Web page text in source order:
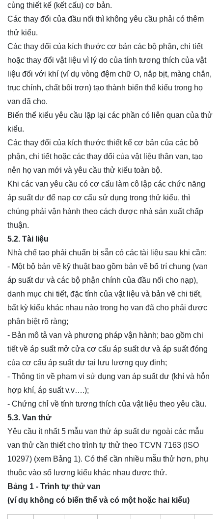
cùng thiết kế (kết cấu) cơ bản.
Các thay đổi của đầu nối thì không yêu cầu phải có thêm
thử kiểu.
Các thay đổi của kích thước cơ bản các bộ phận, chi tiết
hoặc thay đổi vật liệu vì lý do của tính tương thích của vật
liệu đối với khí (ví dụ vòng đệm chữ O, nắp bịt, màng chắn,
trục chính, chất bôi trơn) tạo thành biến thể kiểu trong họ
van đã cho.
Biến thể kiểu yêu cầu lặp lại các phần có liên quan của thử
kiểu.
Các thay đổi của kích thước thiết kế cơ bản của các bộ
phận, chi tiết hoặc các thay đổi của vật liệu thân van, tạo
nên họ van mới và yêu cầu thử kiểu toàn bộ.
Khi các van yêu cầu có cơ cấu làm cô lập các chức năng
áp suất dư để nạp cơ cấu sử dụng trong thử kiểu, thì
chúng phải vận hành theo cách được nhà sản xuất chấp
thuận.
5.2. Tài liệu
Nhà chế tạo phải chuẩn bị sẵn có các tài liệu sau khi cần:
- Một bộ bản vẽ kỹ thuật bao gồm bản vẽ bố trí chung (van
áp suất dư và các bộ phận chính của đầu nối cho nạp),
danh mục chi tiết, đặc tính của vật liệu và bản vẽ chi tiết,
bất kỳ kiểu khác nhau nào trong họ van đã cho phải được
phân biệt rõ ràng;
- Bản mô tả van và phương pháp vận hành; bao gồm chi
tiết về áp suất mở cửa cơ cấu áp suất dư và áp suất đóng
của cơ cấu áp suất dự tại lưu lượng quy định;
- Thông tin về phạm vi sử dụng van áp suất dư (khí và hỗn
hợp khí, áp suất v.v….);
- Chứng chỉ về tính tương thích của vật liệu theo yêu cầu.
5.3. Van thử
Yêu cầu ít nhất 5 mẫu van thử áp suất dư ngoài các mẫu
van thử cần thiết cho trình tự thử theo TCVN 7163 (ISO
10297) (xem Bảng 1). Có thể cần nhiều mẫu thử hơn, phụ
thuộc vào số lượng kiểu khác nhau được thử.
Bảng 1 - Trình tự thử van
(ví dụ không có biến thể và có một hoặc hai kiểu)